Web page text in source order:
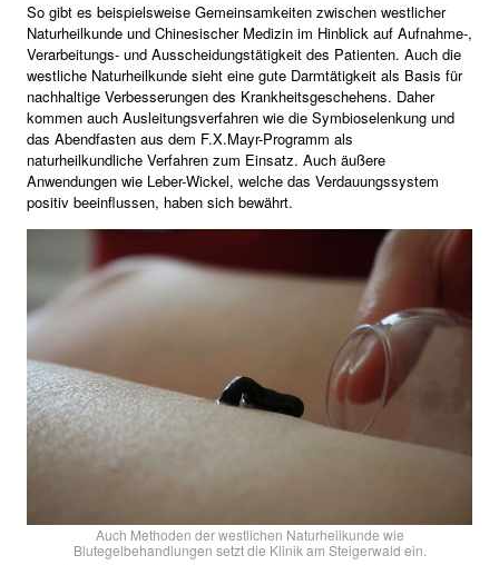
So gibt es beispielsweise Gemeinsamkeiten zwischen westlicher
Naturheilkunde und Chinesischer Medizin im Hinblick auf Aufnahme-,
Verarbeitungs- und Ausscheidungstätigkeit des Patienten. Auch die
westliche Naturheilkunde sieht eine gute Darmtätigkeit als Basis für
nachhaltige Verbesserungen des Krankheitsgeschehens. Daher
kommen auch Ausleitungsverfahren wie die Symbioselenkung und
das Abendfasten aus dem F.X.Mayr-Programm als
naturheilkundliche Verfahren zum Einsatz. Auch äußere
Anwendungen wie Leber-Wickel, welche das Verdauungssystem
positiv beeinflussen, haben sich bewährt.
Auch Methoden der westlichen Naturheilkunde wie
Blutegelbehandlungen setzt die Klinik am Steigerwald ein.